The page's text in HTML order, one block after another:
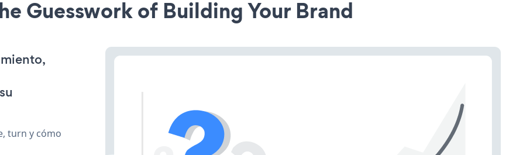
Guesswork of Building Your Brand
turn y cómo